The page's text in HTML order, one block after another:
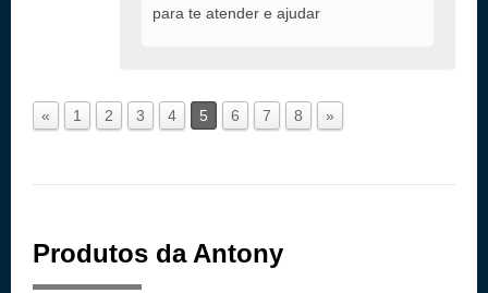
para te atender e ajudar
« 1 2 3 4 5 6 7 8 »
Produtos da Antony